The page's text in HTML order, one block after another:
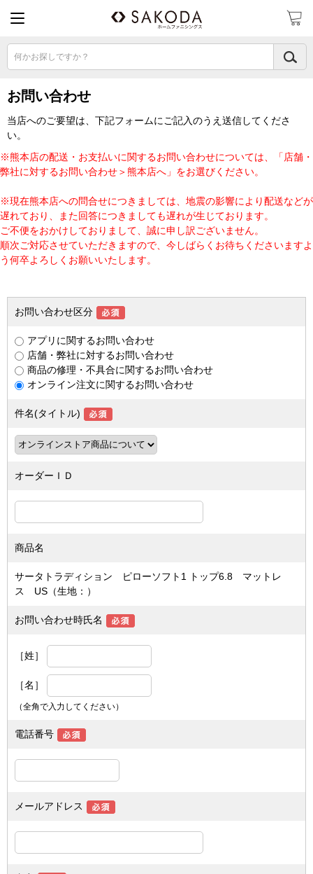
何かお探しですか？
お問い合わせ
当店へのご要望は、下記フォームにご記入のうえ送信してくださ
い。
※熊本店の配送・お支払いに関するお問い合わせについては、「店舗・
弊社に対するお問い合わせ＞熊本店へ」をお選びください。
※現在熊本店への問合せにつきましては、地震の影響により配送などが
遅れており、また回答につきましても遅れが生じております。
ご不便をおかけしておりまして、誠に申し訳ございません。
順次ご対応させていただきますので、今しばらくお待ちくださいますよ
う何卒よろしくお願いいたします。
お問い合わせ区分
アプリに関するお問い合わせ
店舗・弊社に対するお問い合わせ
商品の修理・不具合に関するお問い合わせ
オンライン注文に関するお問い合わせ
件名(タイトル)
オーダーＩＤ
商品名
サータトラディション ピローソフト1 トップ6.8 マットレ
ス US（生地：）
お問い合わせ時氏名
［姓］
［名］
（全角で入力してください）
電話番号
メールアドレス